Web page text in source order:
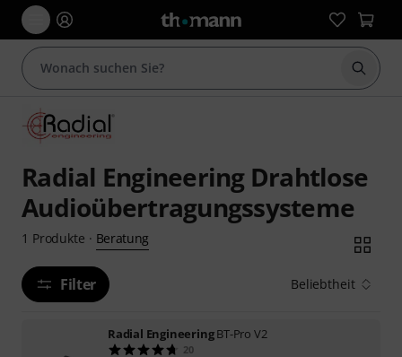
Suche
Radial Engineering Drahtlose
Audioübertragungssysteme
1 Produkte · Beratung
Filter Beliebtheit
Radial EngineeringBT-Pro V2
20